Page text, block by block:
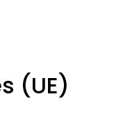
(UE)